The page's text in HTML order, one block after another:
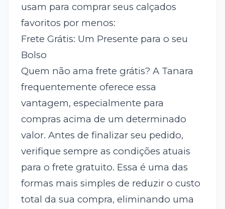
usam para comprar seus calçados
favoritos por menos:
Frete Grátis: Um Presente para o seu
Bolso
Quem não ama frete grátis? A Tanara
frequentemente oferece essa
vantagem, especialmente para
compras acima de um determinado
valor. Antes de finalizar seu pedido,
verifique sempre as condições atuais
para o frete gratuito. Essa é uma das
formas mais simples de reduzir o custo
total da sua compra, eliminando uma